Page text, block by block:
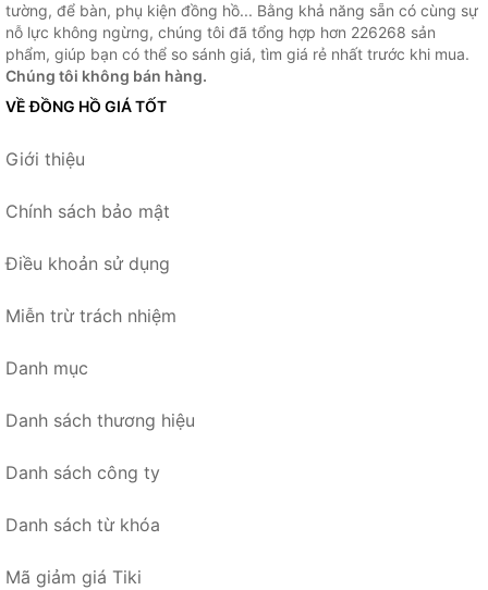
tường, để bàn, phụ kiện đồng hồ... Bằng khả năng sẵn có cùng sự
nỗ lực không ngừng, chúng tôi đã tổng hợp hơn 226268 sản
phẩm, giúp bạn có thể so sánh giá, tìm giá rẻ nhất trước khi mua.
Chúng tôi không bán hàng.
VỀ ĐỒNG HỒ GIÁ TỐT
Giới thiệu
Chính sách bảo mật
Điều khoản sử dụng
Miễn trừ trách nhiệm
Danh mục
Danh sách thương hiệu
Danh sách công ty
Danh sách từ khóa
Mã giảm giá Tiki